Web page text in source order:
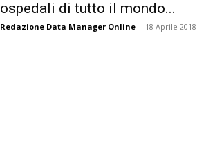
ospedali di tutto il mondo...
Redazione Data Manager Online - 18 Aprile 2018